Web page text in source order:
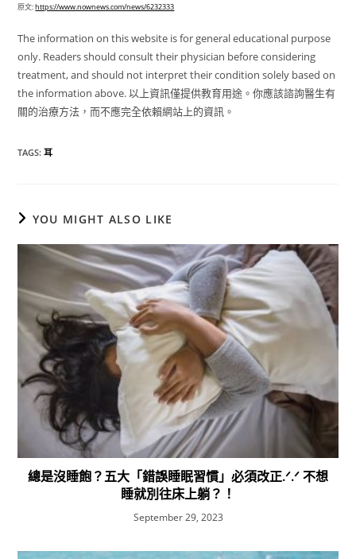
原文:https://www.nownews.com/news/6232333
The information on this website is for general educational purpose
only. Readers should consult their physician before considering
treatment, and should not interpret their condition solely based on
the information above. 以上資訊僅提供教育用途。你應該諮詢醫生有
關的治療方法，而不應完全依賴網站上的資訊。
TAGS:耳
YOU MIGHT ALSO LIKE
總是沒睡飽？五大「錯誤睡眠習慣」必須改正.ᐟ.ᐟ 不想
睡就別往床上躺？！
September 29, 2023